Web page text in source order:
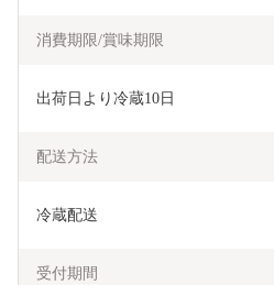
消費期限/賞味期限
出荷日より冷蔵10日
配送方法
冷蔵配送
受付期間